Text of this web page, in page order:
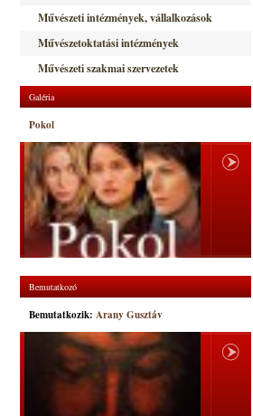
Művészeti intézmények, vállalkozások
Művészetoktatási intézmények
Művészeti szakmai szervezetek
Galéria
Pokol
Bemutatkozó
Bemutatkozik: Arany Gusztáv